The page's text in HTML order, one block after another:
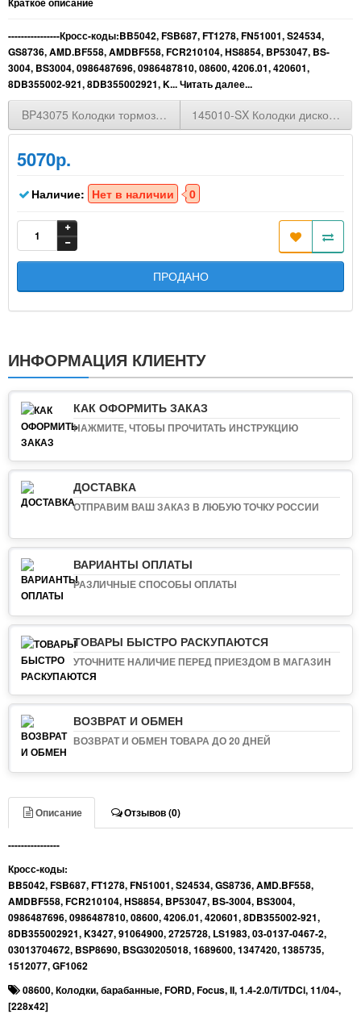
----------------Кросс-коды:BB5042, FSB687, FT1278, FN51001, S24534,
GS8736, AMD.BF558, AMDBF558, FCR210104, HS8854, BP53047, BS-
3004, BS3004, 0986487696, 0986487810, 08600, 4206.01, 420601,
8DB355002-921, 8DB355002921, K...Читать далее...
BP43075 Колодки тормозные AUDI A1 10-/ A3 03-/ TT, Skoda
145010-SX Колодки дисковые
5070р.
Наличие: Нет в наличии 0
ПРОДАНО
ИНФОРМАЦИЯ КЛИЕНТУ
КАК ОФОРМИТЬ ЗАКАЗ
НАЖМИТЕ, ЧТОБЫ ПРОЧИТАТЬ ИНСТРУКЦИЮ
ДОСТАВКА
ОТПРАВИМ ВАШ ЗАКАЗ В ЛЮБУЮ ТОЧКУ РОССИИ
ВАРИАНТЫ ОПЛАТЫ
РАЗЛИЧНЫЕ СПОСОБЫ ОПЛАТЫ
ТОВАРЫ БЫСТРО РАСКУПАЮТСЯ
УТОЧНИТЕ НАЛИЧИЕ ПЕРЕД ПРИЕЗДОМ В МАГАЗИН
ВОЗВРАТ И ОБМЕН
ВОЗВРАТ И ОБМЕН ТОВАРА ДО 20 ДНЕЙ
Описание Отзывов (0)
----------------
Кросс-коды:
BB5042, FSB687, FT1278, FN51001, S24534, GS8736, AMD.BF558,
AMDBF558, FCR210104, HS8854, BP53047, BS-3004, BS3004,
0986487696, 0986487810, 08600, 4206.01, 420601, 8DB355002-921,
8DB355002921, K3427, 91064900, 2725728, LS1983, 03-0137-0467-2,
03013704672, BSP8690, BSG30205018, 1689600, 1347420, 1385735,
1512077, GF1062
08600,Колодки,барабанные,FORD,Focus,II,1.4-2.0/Ti/TDCi,11/04-,
[228x42]